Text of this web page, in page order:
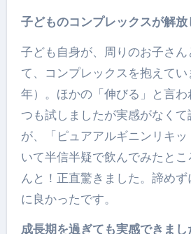
子どものコンプレックスが解放
子ども自身が、周りのお子さ
て、コンプレックスを抱えて
年）。ほかの「伸びる」と言
つも試しましたが実感がなく
が、「ピュアアルギニンリキ
いて半信半疑で飲んでみたと
んと！正直驚きました。諦め
に良かったです。
成長期を過ぎても実感できまし